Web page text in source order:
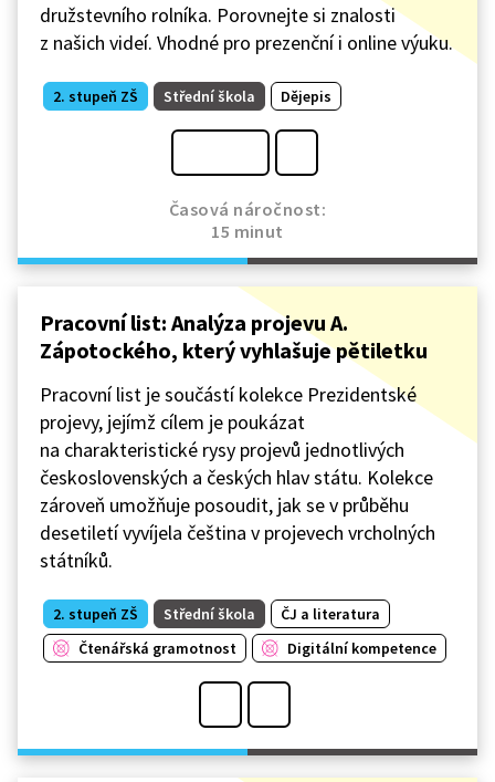
družstevního rolníka. Porovnejte si znalosti
z našich videí. Vhodné pro prezenční i online výuku.
2. stupeň ZŠ Střední škola Dějepis
Časová náročnost:
15 minut
Pracovní list: Analýza projevu A.
Zápotockého, který vyhlašuje pětiletku
Pracovní list je součástí kolekce Prezidentské
projevy, jejímž cílem je poukázat
na charakteristické rysy projevů jednotlivých
československých a českých hlav státu. Kolekce
zároveň umožňuje posoudit, jak se v průběhu
desetiletí vyvíjela čeština v projevech vrcholných
státníků.
2. stupeň ZŠ Střední škola
ČJ a literatura
Čtenářská gramotnost
Digitální kompetence